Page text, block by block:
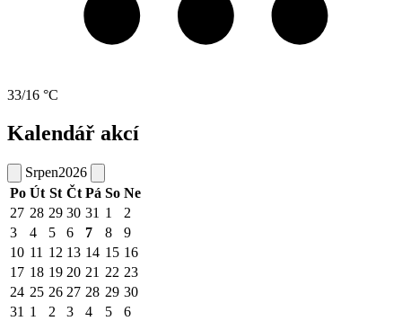
33/16 °C
Kalendář akcí
Srpen2026
Po Út St Čt Pá So Ne
27 28 29 30 31 1
2
3
4 5 6 7 8
9
10 11 12 13 14 15 16
17 18 19 20 21 22 23
24 25 26 27 28 29 30
31 1 2 3 4 5 6